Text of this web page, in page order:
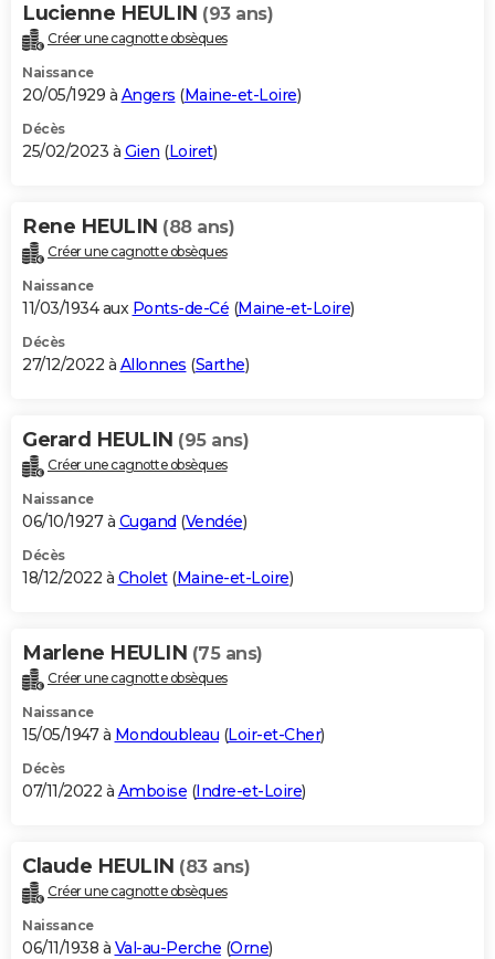
Lucienne HEULIN (93 ans)
Créer une cagnotte obsèques
Naissance
20/05/1929 à Angers (Maine-et-Loire)
Décès
25/02/2023 à Gien (Loiret)
Rene HEULIN (88 ans)
Créer une cagnotte obsèques
Naissance
11/03/1934 aux Ponts-de-Cé (Maine-et-Loire)
Décès
27/12/2022 à Allonnes (Sarthe)
Gerard HEULIN (95 ans)
Créer une cagnotte obsèques
Naissance
06/10/1927 à Cugand (Vendée)
Décès
18/12/2022 à Cholet(Maine-et-Loire)
Marlene HEULIN (75 ans)
Créer une cagnotte obsèques
Naissance
15/05/1947 à Mondoubleau (Loir-et-Cher)
Décès
07/11/2022 à Amboise (Indre-et-Loire)
Claude HEULIN (83 ans)
Créer une cagnotte obsèques
Naissance
06/11/1938 à Val-au-Perche (Orne)